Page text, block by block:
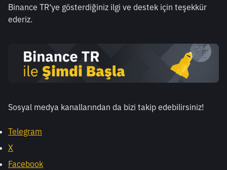
Binance TR‘ye gösterdiğiniz ilgi ve destek için teşekkür
ederiz.
Sosyal medya kanallarından da bizi takip edebilirsiniz!
Telegram
X
Facebook